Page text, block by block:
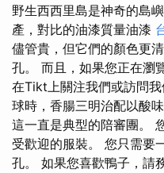
野生西西里島是神奇的島嶼
產，對比的油漆質量油漆
儘管貴，但它們的顏色更
孔。 而且，如果您正在瀏
在Tikt上關注我們或訪問
球時，香腸三明治配以酸
這一直是典型的陪審團。
受歡迎的服裝。 您只需要
孔。 如果您喜歡鴨子，請